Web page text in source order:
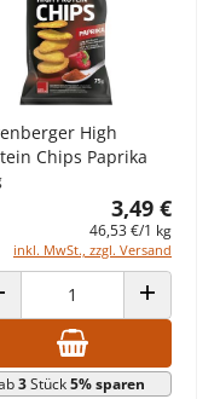
High
Chips Paprika
3,49 €
46,53 €/1 kg
inkl. MwSt., zzgl. Versand
VERRINGERN ANZAHL
3Stück5% sparen